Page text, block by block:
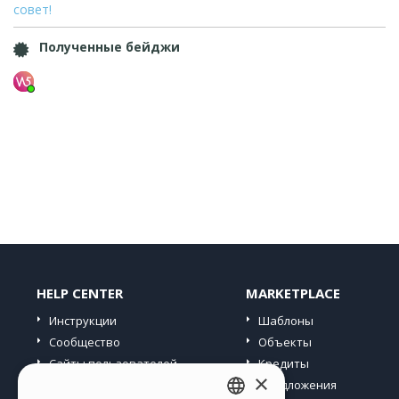
совет!
Полученные бейджи
HELP CENTER
Инструкции
Сообщество
Сайты пользователей
MARKETPLACE
Шаблоны
Объекты
Кредиты
Предложения
×